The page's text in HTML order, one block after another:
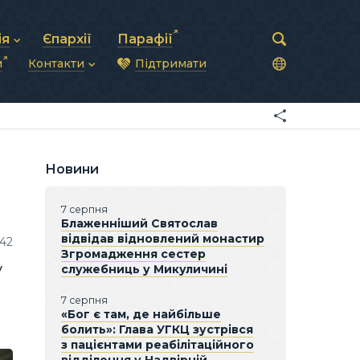
рада
та комунікації
Єпархії Парафії
Контакти
Синоди Єпископів
Патріарша курія
Підтримати
Новини
7 серпня
Блаженніший Святослав
відвідав відновлений монастир
Згромадження сестер
служебниць у Микуличині
7 серпня
«Бог є там, де найбільше
болить»: Глава УГКЦ зустрівся
з пацієнтами реабілітаційного